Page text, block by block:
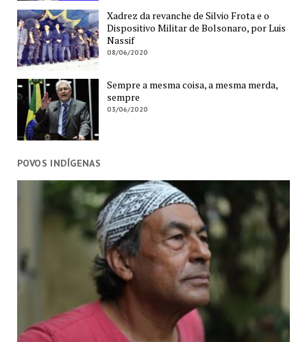
Xadrez da revanche de Silvio Frota e o
Dispositivo Militar de Bolsonaro, por Luis
Nassif
08/06/2020
Sempre a mesma coisa, a mesma merda,
sempre
03/06/2020
POVOS INDÍGENAS